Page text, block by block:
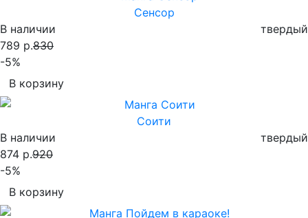
Сенсор
В наличии
твердый
789 р.830
-5%
В корзину
Соити
В наличии
твердый
874 р.920
-5%
В корзину